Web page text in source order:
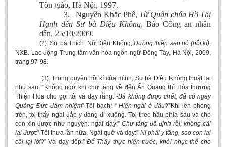
Tôn giáo, Hà Nội, 1997.
3.
Nguyễn Khắc Phê, Từ Quận chúa Hồ Thị
Hạnh đến Sư bà Diệu Không, Báo Công an nhân
dân, 25/10/2009.
(2): Sư bà Thích Nữ Diệu Không, Đường thiền sen nở (hồi kí),
NXB. Lao động-Trung tâm văn hóa ngôn ngữ Đông Tây, Hà Nội, 2009,
trang 97-98.
(3): Trong quyển hồi kí của mình, Sư bà Diệu Không thuật lại
như sau: “Không ngờ khi chư tăng về đến Ấn Quang thì Hòa thượng
Thiện Hoa cho gọi tôi và dạy rằng:”-Bà không được chết, đã có ngày
Quảng Đức đảm nhiệm”.Tôi bạch: “-Hiện ngài ở đâu?”Khi lên phòng
trên, tôi thấy ngài đắp y đang đi xuống. Tôi theo hầu phía sau và cho
con xin được như nguyện. ngài dạy:”-Chư tăng đã định rồi, không cãi
lại được”.Tôi thưa lần nữa, Ngài quở và dạy:”-Ni phải y tăng, sao con lại
cãi lại lời?”-Và dạy tiếp:”-Để Thầy thực hiện trước, khỏi nhục thể cho